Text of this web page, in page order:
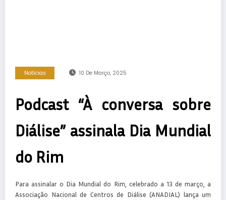
Notícias 10 De Março, 2025
Podcast “À conversa sobre
Diálise” assinala Dia Mundial
do Rim
Para assinalar o Dia Mundial do Rim, celebrado a 13 de março, a
Associação Nacional de Centros de Diálise (ANADIAL) lança um